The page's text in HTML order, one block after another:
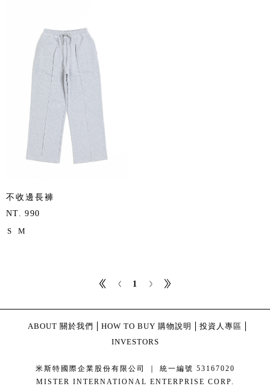
不收邊長褲
NT. 990
S M
1
ABOUT 關於我們 HOW TO BUY 購物說明
投資人專區
INVESTORS
米斯特國際企業股份有限公司 ｜ 統一編號 53167020
MISTER INTERNATIONAL ENTERPRISE CORP.